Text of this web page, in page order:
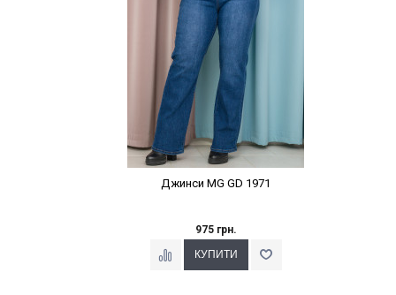
Джинси MG GD 1971
975 грн.